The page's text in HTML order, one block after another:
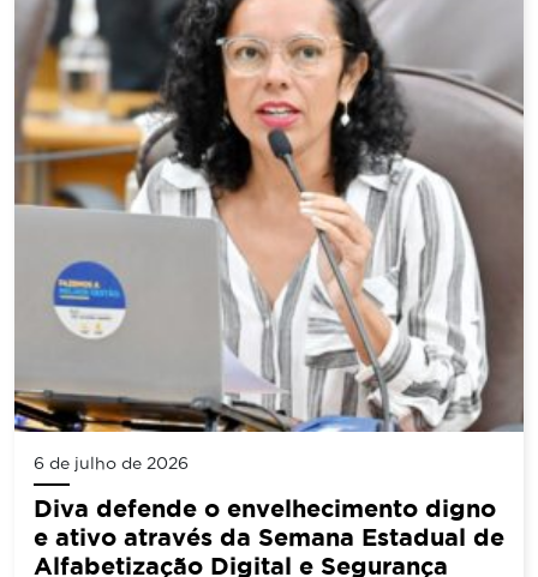
6 de julho de 2026
Diva defende o envelhecimento digno
e ativo através da Semana Estadual de
Alfabetização Digital e Segurança